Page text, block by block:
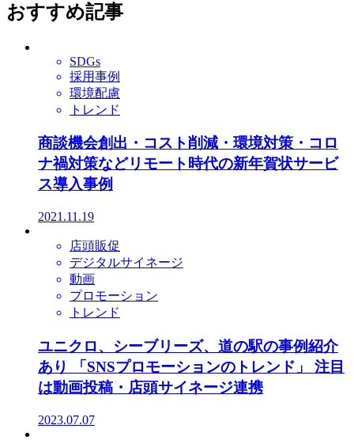
おすすめ記事
SDGs
採用事例
環境配慮
トレンド
商談機会創出・コスト削減・環境対策・コロ
ナ禍対策などリモート時代の新年賀状サービ
ス導入事例
2021.11.19
店頭販促
デジタルサイネージ
動画
プロモーション
トレンド
ユニクロ、シーブリーズ、道の駅の事例紹介
あり 「SNSプロモーションのトレンド」 注目
は動画投稿・店頭サイネージ連携
2023.07.07